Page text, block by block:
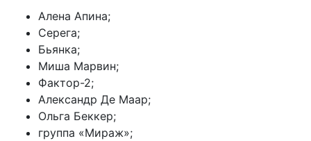
Алена Апина;
Серега;
Бьянка;
Миша Марвин;
Фактор-2;
Александр Де Маар;
Ольга Беккер;
группа «Мираж»;